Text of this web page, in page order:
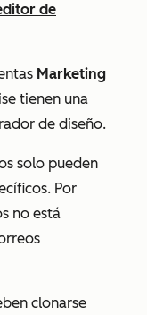
de
Marketing
tienen una
de diseño.
solo pueden
Por
no está
clonarse